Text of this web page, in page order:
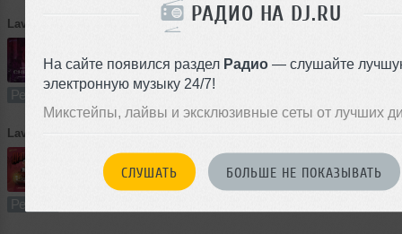
РАДИО НА DJ.RU
На сайте появился раздел Радио — слушайте
электронную музыку 24/7!
Микстейпы, лайвы и эксклюзивные сеты от лучших
СЛУШАТЬ БОЛЬШЕ НЕ ПОКАЗЫВАТЬ
Lavrushkin Денис RiDer - Снегири (Lavrushkin & NitugaL Radio mix)
3:29 6790 раз 525 10 MB, 320
Ремикс В плейлист (в 16 плейлистах)
Lavrushkin
253 9.1 MB, 320
Ремикс